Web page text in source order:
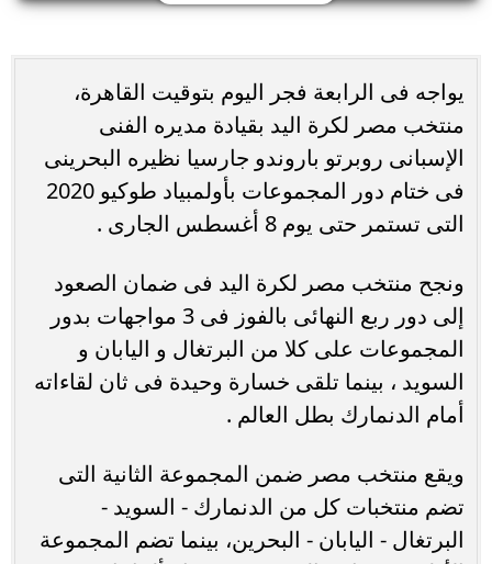
يواجه فى الرابعة فجر اليوم بتوقيت القاهرة،
منتخب مصر لكرة اليد بقيادة مديره الفنى
الإسبانى روبرتو باروندو جارسيا نظيره البحرينى
فى ختام دور المجموعات بأولمبياد طوكيو 2020
التى تستمر حتى يوم 8 أغسطس الجارى .
ونجح منتخب مصر لكرة اليد فى ضمان الصعود
إلى دور ربع النهائى بالفوز فى 3 مواجهات بدور
المجموعات على كلا من البرتغال و اليابان و
السويد ، بينما تلقى خسارة وحيدة فى ثان لقاءاته
أمام الدنمارك بطل العالم .
ويقع منتخب مصر ضمن المجموعة الثانية التى
تضم منتخبات كل من الدنمارك - السويد -
البرتغال - اليابان - البحرين، بينما تضم المجموعة